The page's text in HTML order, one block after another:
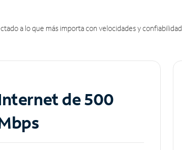
a lo que más importa con velocidades y confiabilidad
de 500